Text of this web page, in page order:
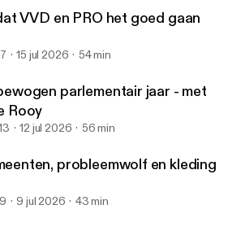
VVD en PRO het goed gaan
15 jul 2026 54 min
parlementair jaar - met
Rooy
12 jul 2026 56 min
probleemwolf en kleding
9 jul 2026 43 min